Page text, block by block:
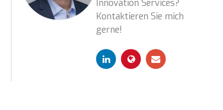
Innovation Services?
Kontaktieren Sie mich
gerne!